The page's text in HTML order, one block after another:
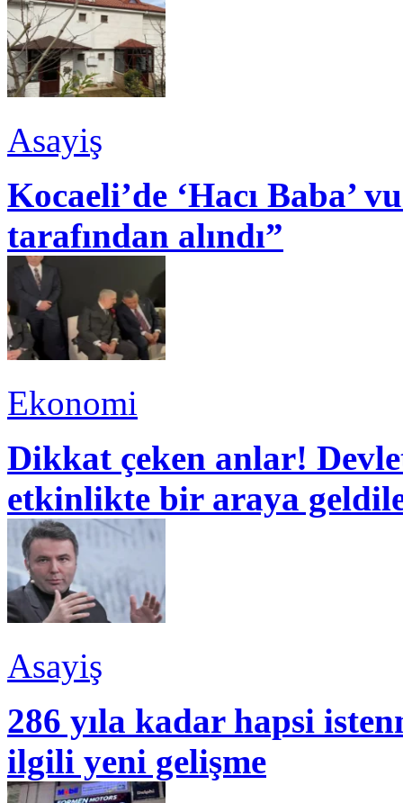
Asayiş
Kocaeli’de ‘Hacı Baba’
tarafından alındı”
Ekonomi
Dikkat çeken anlar!
etkinlikte bir araya
Asayiş
286 yıla kadar hapsi
ilgili yeni gelişme